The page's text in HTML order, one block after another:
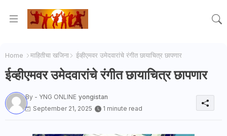
Home माहितीचा खजिना ईव्हीएमवर उमेदवारांचे रंगीत छायाचित्र छापणार
ईव्हीएमवर उमेदवारांचे रंगीत छायाचित्र छापणार
By - YNG ONLINE yongistan
September 21, 2025
1 minute read